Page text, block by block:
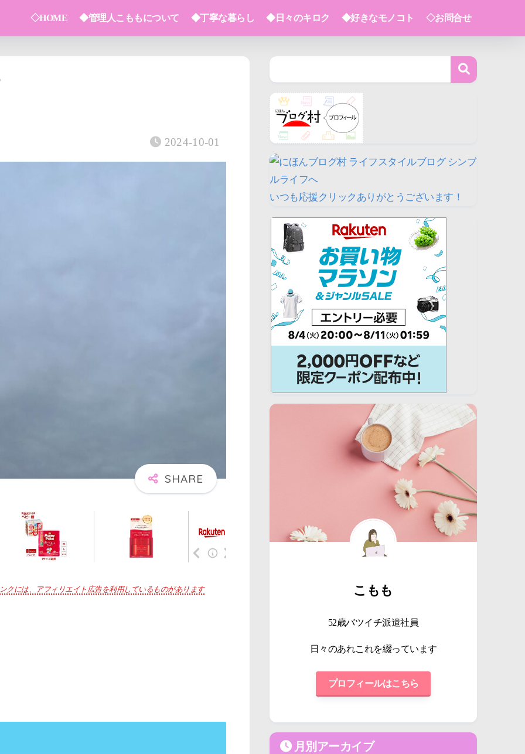
◇HOME ◆管理人こももについて ◆丁寧な暮らし ◆日々のキロク ◆好きなモノコト ◇お問合せ
2024-10-01
クには、アフィリエイト広告を利用しているものがあります
いつも応援クリックありがとうございます！
こもも
52歳バツイチ派遣社員
日々のあれこれを綴っています
プロフィールはこちら
月別アーカイブ